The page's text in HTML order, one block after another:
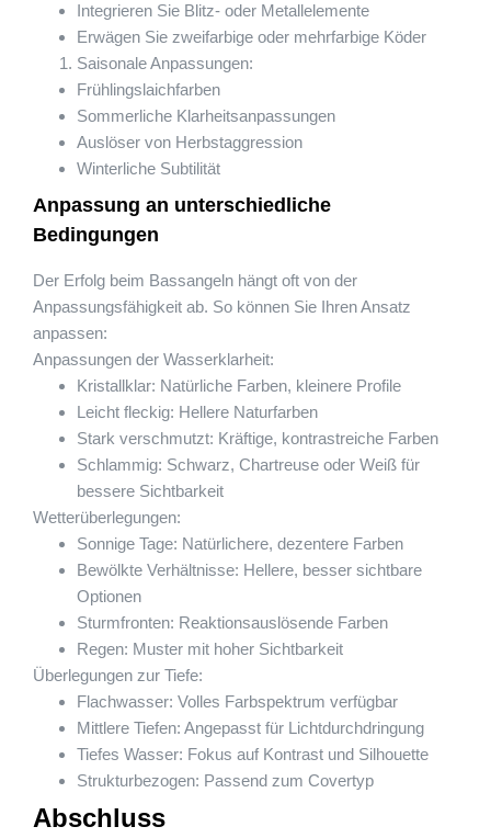
Integrieren Sie Blitz- oder Metallelemente
Erwägen Sie zweifarbige oder mehrfarbige Köder
Saisonale Anpassungen:
Frühlingslaichfarben
Sommerliche Klarheitsanpassungen
Auslöser von Herbstaggression
Winterliche Subtilität
Anpassung an unterschiedliche
Bedingungen
Der Erfolg beim Bassangeln hängt oft von der
Anpassungsfähigkeit ab. So können Sie Ihren Ansatz
anpassen:
Anpassungen der Wasserklarheit:
Kristallklar: Natürliche Farben, kleinere Profile
Leicht fleckig: Hellere Naturfarben
Stark verschmutzt: Kräftige, kontrastreiche Farben
Schlammig: Schwarz, Chartreuse oder Weiß für
bessere Sichtbarkeit
Wetterüberlegungen:
Sonnige Tage: Natürlichere, dezentere Farben
Bewölkte Verhältnisse: Hellere, besser sichtbare
Optionen
Sturmfronten: Reaktionsauslösende Farben
Regen: Muster mit hoher Sichtbarkeit
Überlegungen zur Tiefe:
Flachwasser: Volles Farbspektrum verfügbar
Mittlere Tiefen: Angepasst für Lichtdurchdringung
Tiefes Wasser: Fokus auf Kontrast und Silhouette
Strukturbezogen: Passend zum Covertyp
Abschluss